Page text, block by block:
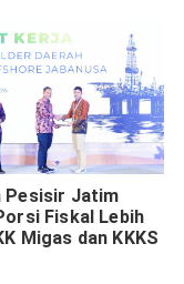
Pesisir Jatim
Fiskal Lebih
Migas dan KKKS
ke